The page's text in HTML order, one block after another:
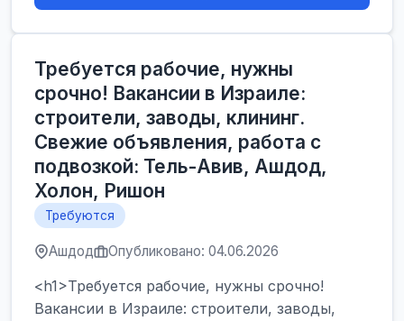
Требуется рабочие, нужны
срочно! Вакансии в Израиле:
строители, заводы, клининг.
Свежие объявления, работа с
подвозкой: Тель-Авив, Ашдод,
Холон, Ришон
Требуются
Ашдод Опубликовано: 04.06.2026
<h1>Требуется рабочие, нужны срочно!
Вакансии в Израиле: строители, заводы,